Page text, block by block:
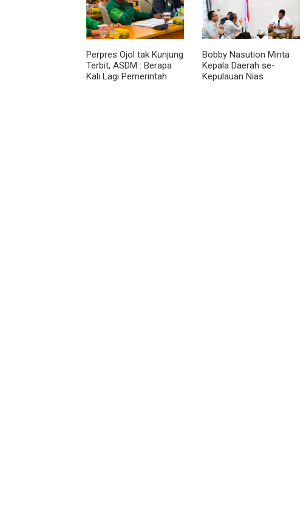
Perpres Ojol tak Kunjung
Terbit, ASDM : Berapa
Kali Lagi Pemerintah
Bobby Nasution Minta
Kepala Daerah se-
Kepulauan Nias